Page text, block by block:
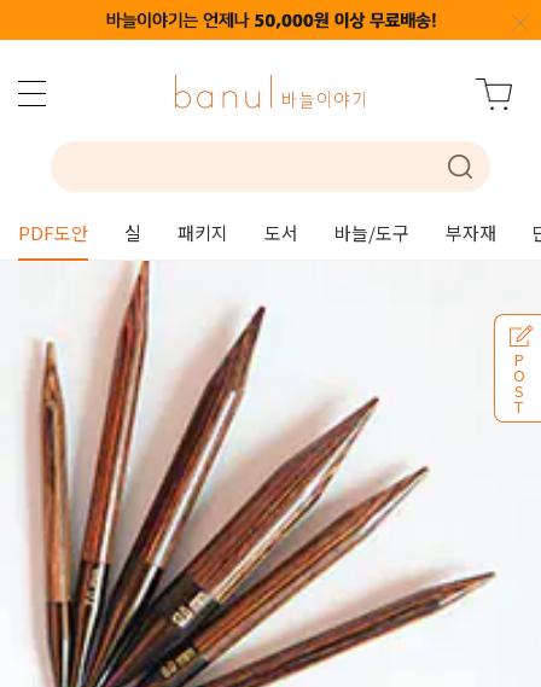
PDF도안 실 패키지 도서 바늘/도구 부자재
P
O
S
T